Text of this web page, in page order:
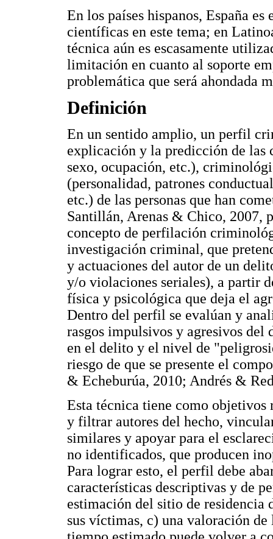
En los países hispanos, España
científicas en este tema; en
técnica aún es escasamente
limitación en cuanto al soporte
problemática que será ahondada
Definición
En un sentido amplio, un perfil
explicación y la predicción de las
sexo, ocupación, etc.),
(personalidad, patrones
etc.) de las personas que han
Santillán, Arenas & Chico, 2007,
concepto de perfilación
investigación criminal, que
y actuaciones del autor de un
y/o violaciones seriales), a partir
física y psicológica que deja el
Dentro del perfil se evalúan y
rasgos impulsivos y agresivos
en el delito y el nivel de
riesgo de que se presente el
& Echeburúa, 2010; Andrés &
Esta técnica tiene como objetivos
y filtrar autores del hecho,
similares y apoyar para el
no identificados, que producen
Para lograr esto, el perfil debe
características descriptivas y de
estimación del sitio de
sus víctimas, c) una valoración